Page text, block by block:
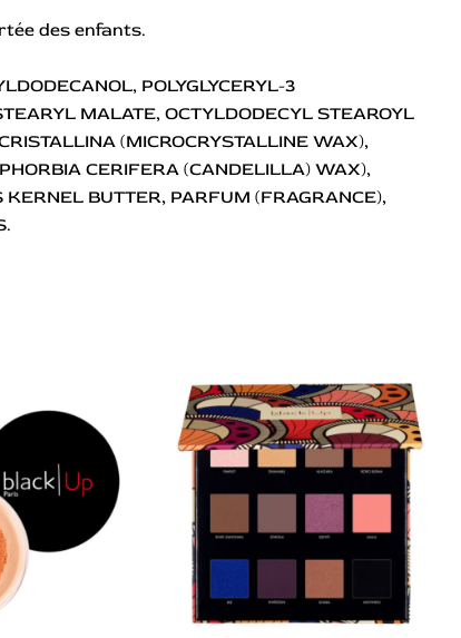
des enfants.
POLYGLYCERYL-3
MALATE, OCTYLDODECYL STEAROYL
(MICROCRYSTALLINE WAX),
CERIFERA (CANDELILLA) WAX),
KERNEL BUTTER, PARFUM (FRAGRANCE),